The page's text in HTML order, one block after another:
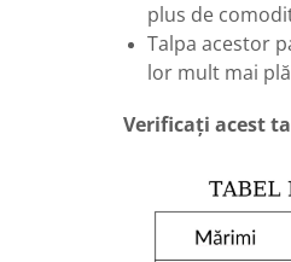
plus de
Talpa acestor
lor mult mai
Verificați acest